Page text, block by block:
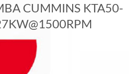
CUMMINS KTA50-